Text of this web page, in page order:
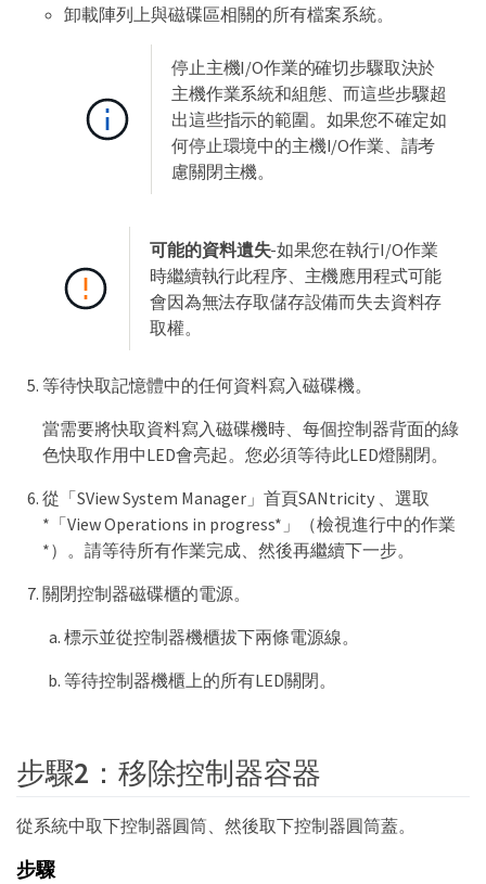
卸載陣列上與磁碟區相關的所有檔案系統。
停止主機I/O作業的確切步驟取決於
主機作業系統和組態、而這些步驟超
出這些指示的範圍。如果您不確定如
何停止環境中的主機I/O作業、請考
慮關閉主機。
可能的資料遺失-如果您在執行I/O作業
時繼續執行此程序、主機應用程式可能
會因為無法存取儲存設備而失去資料存
取權。
等待快取記憶體中的任何資料寫入磁碟機。
當需要將快取資料寫入磁碟機時、每個控制器背面的綠
色快取作用中LED會亮起。您必須等待此LED燈關閉。
從「SView System Manager」首頁SANtricity 、選取
*「View Operations in progress*」（檢視進行中的作業
*）。請等待所有作業完成、然後再繼續下一步。
關閉控制器磁碟櫃的電源。
標示並從控制器機櫃拔下兩條電源線。
等待控制器機櫃上的所有LED關閉。
步驟2：移除控制器容器
從系統中取下控制器圓筒、然後取下控制器圓筒蓋。
步驟